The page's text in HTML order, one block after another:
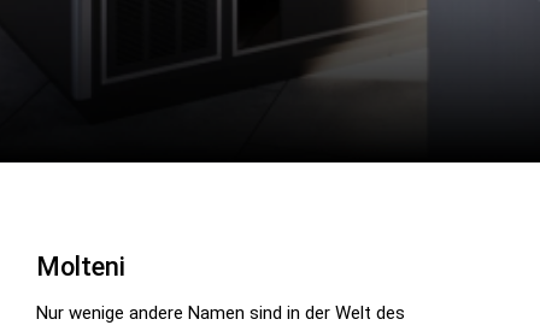
Molteni
Nur wenige andere Namen sind in der Welt des